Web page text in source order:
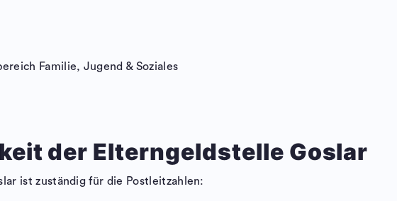
Familie, Jugend & Soziales
der Elterngeldstelle Goslar
ist zuständig für die Postleitzahlen: